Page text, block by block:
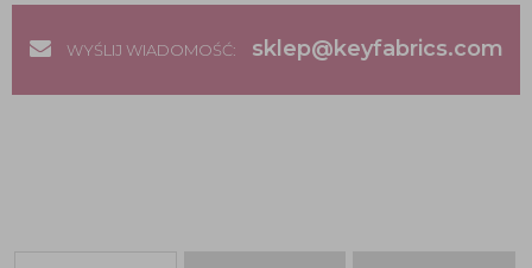
WYŚLIJ WIADOMOŚĆ: sklep@keyfabrics.com